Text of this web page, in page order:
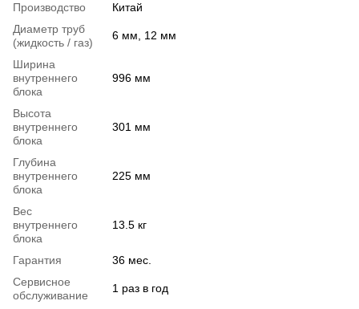
Производство
Китай
Диаметр труб
(жидкость / газ)
6 мм, 12 мм
Ширина
внутреннего
блока
996 мм
Высота
внутреннего
блока
301 мм
Глубина
внутреннего
блока
225 мм
Вес
внутреннего
блока
13.5 кг
Гарантия
36 мес.
Сервисное
обслуживание
1 раз в год